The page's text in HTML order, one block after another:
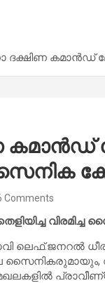
ദക്ഷിണ കമാൻഡ്
കമാൻഡ്
Comments
ലെഫ്.ജനറൽ
സൈനികരുമായും,